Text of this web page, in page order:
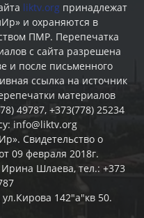
liktv.org принадлежат
и охраняются в
ПМР. Перепечатка
c сайта разрешена
и после письменного
ссылка на источник
материалов
49787, +373(778) 25234
info@liktv.org
Свидетельство о
09 февраля 2018г.
Шлаева, тел.: +373
142"а"кв 50.